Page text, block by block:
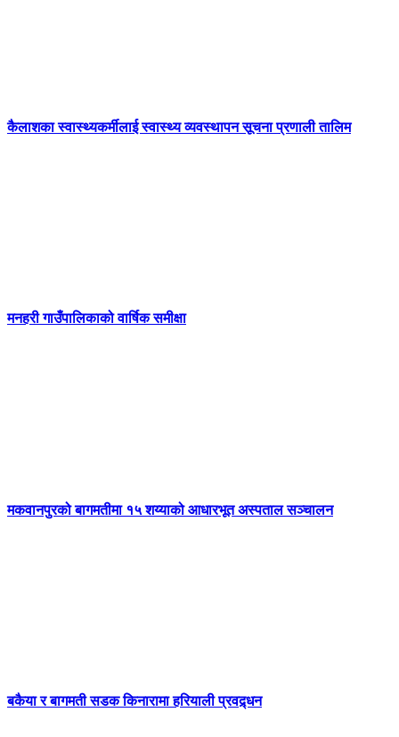
कैलाशका स्वास्थ्यकर्मीलाई स्वास्थ्य व्यवस्थापन सूचना प्रणाली तालिम
मनहरी गाउँपालिकाको वार्षिक समीक्षा
मकवानपुरको बागमतीमा १५ शय्याको आधारभूत अस्पताल सञ्चालन
बकैया र बागमती सडक किनारामा हरियाली प्रवद्र्धन